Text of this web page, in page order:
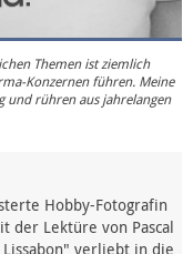
Themen ist ziemlich
Konzernen führen. Meine
und rühren aus jahrelangen
Hobby-Fotografin
der Lektüre von Pascal
verliebt in die